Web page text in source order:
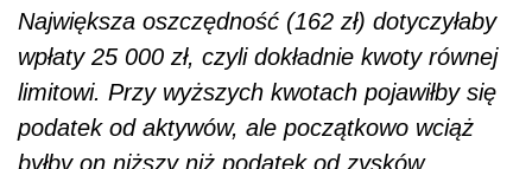
Największa oszczędność (162 zł) dotyczyłaby
wpłaty 25 000 zł, czyli dokładnie kwoty równej
limitowi. Przy wyższych kwotach pojawiłby się
podatek od aktywów, ale początkowo wciąż
byłby on niższy niż podatek od zysków